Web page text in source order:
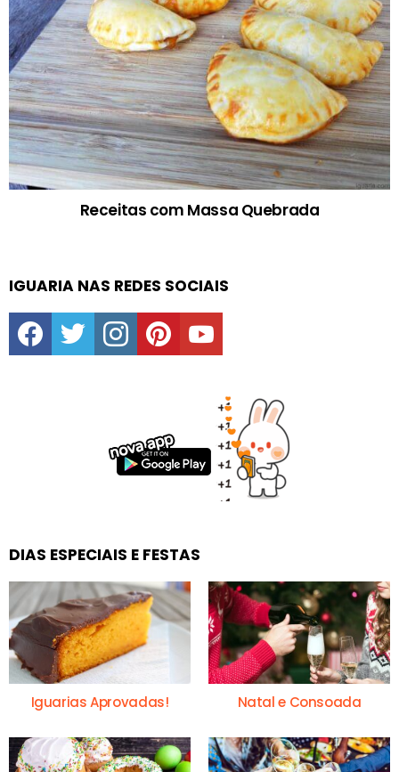
Receitas com Massa Quebrada
IGUARIA NAS REDES SOCIAIS
facebooktwitter instagrampinterestyoutube
DIAS ESPECIAIS E FESTAS
Iguarias Aprovadas! Natal e Consoada